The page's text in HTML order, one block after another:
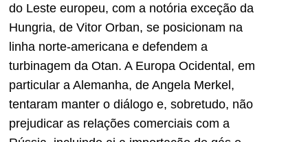
do Leste europeu, com a notória exceção da
Hungria, de Vitor Orban, se posicionam na
linha norte-americana e defendem a
turbinagem da Otan. A Europa Ocidental, em
particular a Alemanha, de Angela Merkel,
tentaram manter o diálogo e, sobretudo, não
prejudicar as relações comerciais com a